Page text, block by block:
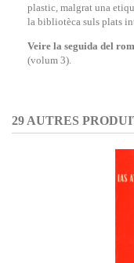
plastic, malgrat una
la bibliotèca suls plats
Veire la seguida del
(volum 3).
29 AUTRES